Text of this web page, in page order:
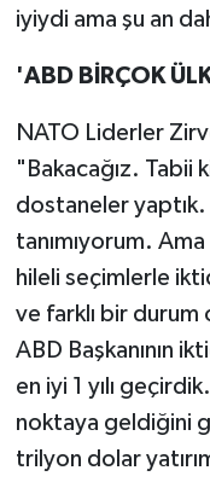
iyiydi ama şu an
'ABD BİRÇOK
NATO Liderler
"Bakacağız. Tabii
dostaneler yaptık.
tanımıyorum.
hileli seçimlerle
ve farklı bir durum
ABD Başkanının
en iyi 1 yılı
noktaya geldiğini
trilyon dolar